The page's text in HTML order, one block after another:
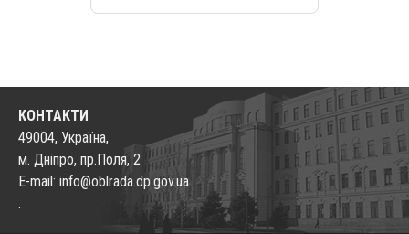
КОНТАКТИ
49004, Україна,
м. Дніпро, пр.Поля, 2
E-mail: info@oblrada.dp.gov.ua
.